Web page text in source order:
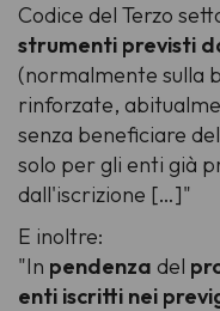
Codice del Terzo
strumenti previsti
(normalmente sulla
rinforzate,
senza beneficiare
solo per gli enti già
dall'iscrizione […]"
E inoltre:
"In pendenza del
enti iscritti nei